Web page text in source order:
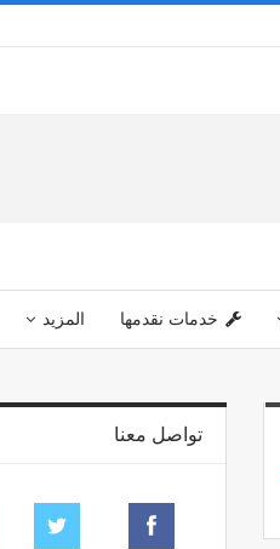
خدمات نقدمها المزيد
تواصل معنا